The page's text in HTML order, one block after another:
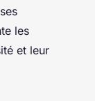
les
et leur